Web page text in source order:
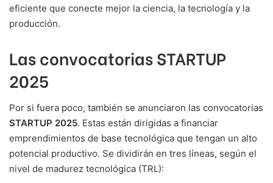
eficiente que conecte mejor la ciencia, la tecnología y la
producción.
Las convocatorias STARTUP
2025
Por si fuera poco, también se anunciaron las convocatorias
STARTUP 2025. Estas están dirigidas a financiar
emprendimientos de base tecnológica que tengan un alto
potencial productivo. Se dividirán en tres líneas, según el
nivel de madurez tecnológica (TRL):